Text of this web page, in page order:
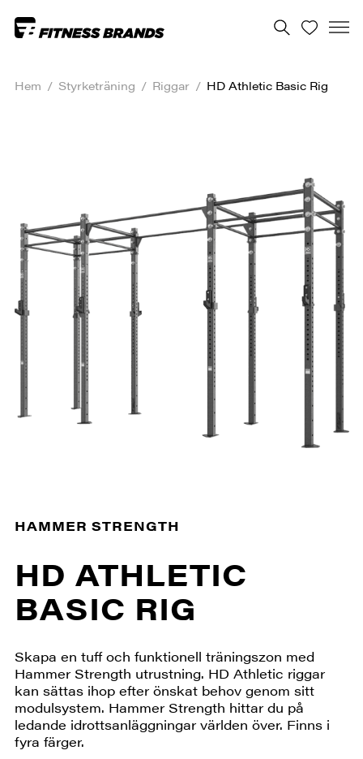
Hem / Styrketräning / Riggar / HD Athletic Basic Rig
HAMMER STRENGTH
HD ATHLETIC
BASIC RIG
Skapa en tuff och funktionell träningszon med
Hammer Strength utrustning. HD Athletic riggar
kan sättas ihop efter önskat behov genom sitt
modulsystem. Hammer Strength hittar du på
ledande idrottsanläggningar världen över. Finns i
fyra färger.